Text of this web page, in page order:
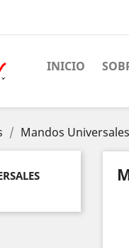
INICIO
Mandos Universales